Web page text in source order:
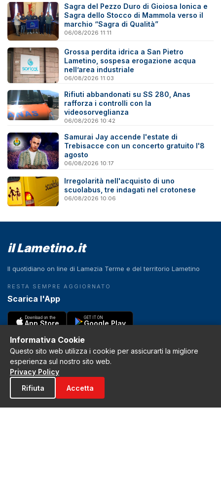
Sagra del Pezzo Duro di Gioiosa Ionica e
Sagra dello Stocco di Mammola verso il
marchio “Sagra di Qualità”
06/08/2026 11:11
Grossa perdita idrica a San Pietro
Lametino, sospesa erogazione acqua
nell’area industriale
06/08/2026 11:03
Rifiuti abbandonati su SS 280, Anas
rafforza i controlli con la
videosorveglianza
06/08/2026 10:42
Samurai Jay accende l'estate di
Trebisacce con un concerto gratuito l'8
agosto
06/08/2026 10:17
Irregolarità nell'acquisto di uno
scuolabus, tre indagati nel crotonese
06/08/2026 10:06
il Lametino.it
Il quotidiano on line di Lamezia Terme e del territorio Lametino
RESTA SEMPRE AGGIORNATO
Scarica l'App
Download on the
App Store
GET IT ON
Google Play
CONTATTI
redazione@illametino.it
Tel: 0968200565
Scrivi alla redazione
Pubblicità
Informativa Cookie
Questo sito web utilizza i cookie per assicurarti la migliore
esperienza sul nostro sito web.
Privacy Policy
Rifiuta
Accetta